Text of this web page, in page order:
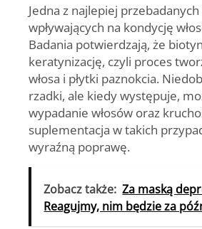
Jedna z najlepiej
wpływających na kondycję
Badania potwierdzają, że
keratynizację, czyli proces
włosa i płytki paznokcia.
rzadki, ale kiedy występuje,
wypadanie włosów oraz
suplementacja w takich
wyraźną poprawę.
Zobacz także: Za maską
Reagujmy, nim będzie za